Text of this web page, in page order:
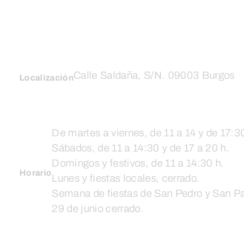
LocalizaciónCalle Saldaña, S/N. 09003 Burgos
Horario
De martes a viernes, de 11 a 14 y de
Sábados, de 11 a 14:30 y de 17 a 20 h.
Domingos y festivos, de 11 a 14:30 h.
Lunes y fiestas locales, cerrado.
Semana de fiestas de San Pedro y San
29 de junio cerrado.